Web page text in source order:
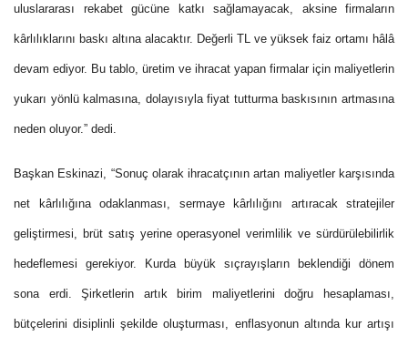
uluslararası rekabet gücüne katkı sağlamayacak, aksine firmaların
kârlılıklarını baskı altına alacaktır. Değerli TL ve yüksek faiz ortamı hâlâ
devam ediyor. Bu tablo, üretim ve ihracat yapan firmalar için maliyetlerin
yukarı yönlü kalmasına, dolayısıyla fiyat tutturma baskısının artmasına
neden oluyor.” dedi.
Başkan Eskinazi, “Sonuç olarak ihracatçının artan maliyetler karşısında
net kârlılığına odaklanması, sermaye kârlılığını artıracak stratejiler
geliştirmesi, brüt satış yerine operasyonel verimlilik ve sürdürülebilirlik
hedeflemesi gerekiyor. Kurda büyük sıçrayışların beklendiği dönem
sona erdi. Şirketlerin artık birim maliyetlerini doğru hesaplaması,
bütçelerini disiplinli şekilde oluşturması, enflasyonun altında kur artışı